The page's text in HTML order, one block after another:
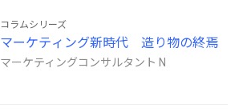
コラムシリーズ
マーケティング新時代 造り物の終焉
マーケティングコンサルタント N